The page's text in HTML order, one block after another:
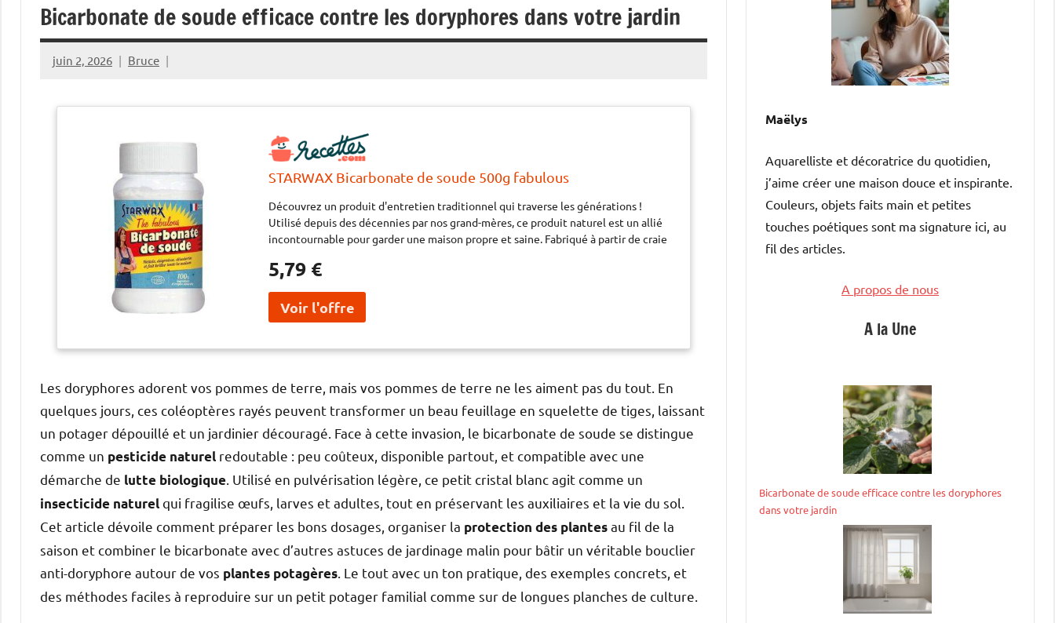
Bicarbonate de soude efficace contre les doryphores dans votre jardin
juin 2, 2026 Bruce
STARWAX Bicarbonate de soude 500g fabulous
Découvrez un produit d'entretien traditionnel qui traverse les générations !
Utilisé depuis des décennies par nos grand-mères, ce produit naturel est un allié
incontournable pour garder une maison propre et saine. Fabriqué à partir de craie
surfaces de votre intérieur. Sa composition simple, sans additifs chimiques,
ce produit authentique pour retrouver les astuces d'autrefois et préserver la
beauté de votre maison. Idéal pour ceux qui recherchent des méthodes
son efficacité. Faites confiance à ce produit d’entretien naturel et redécouvrez le
5,79 €
Les doryphores adorent vos pommes de terre, mais vos pommes de terre ne les aiment pas du tout. En
quelques jours, ces coléoptères rayés peuvent transformer un beau feuillage en squelette de tiges, laissant
un potager dépouillé et un jardinier découragé. Face à cette invasion, le bicarbonate de soude se distingue
comme un pesticide naturel redoutable : peu coûteux, disponible partout, et compatible avec une
démarche de lutte biologique. Utilisé en pulvérisation légère, ce petit cristal blanc agit comme un
insecticide naturelqui fragilise œufs, larves et adultes, tout en préservant les auxiliaires et la vie du sol.
Cet article dévoile comment préparer les bons dosages, organiser la protection des plantesau fil de la
saison et combiner le bicarbonate avec d’autres astuces de jardinage malin pour bâtir un véritable bouclier
anti-doryphore autour de vos plantes potagères. Le tout avec un ton pratique, des exemples concrets, et
des méthodes faciles à reproduire sur un petit potager familial comme sur de longues planches de culture.
Maëlys
Aquarelliste et décoratrice du quotidien,
j’aime créer une maison douce et inspirante.
Couleurs, objets faits main et petites
touches poétiques sont ma signature ici, au
fil des articles.
A propos de nous
A la Une
Bicarbonate de soude efficace contre les doryphores
dans votre jardin